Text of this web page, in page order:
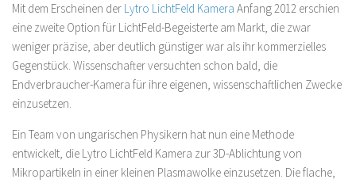
Mit dem Erscheinen der Lytro LichtFeld Kamera Anfang 2012 erschien
eine zweite Option für LichtFeld-Begeisterte am Markt, die zwar
weniger präzise, aber deutlich günstiger war als ihr kommerzielles
Gegenstück. Wissenschafter versuchten schon bald, die
Endverbraucher-Kamera für ihre eigenen, wissenschaftlichen Zwecke
einzusetzen.
Ein Team von ungarischen Physikern hat nun eine Methode
entwickelt, die Lytro LichtFeld Kamera zur 3D-Ablichtung von
Mikropartikeln in einer kleinen Plasmawolke einzusetzen. Die flache,